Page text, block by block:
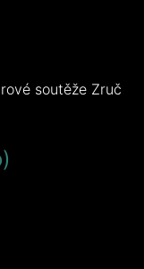
soutěže Zruč